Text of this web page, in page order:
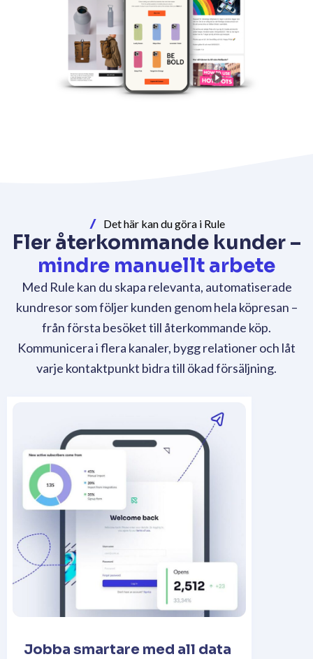
Det här kan du göra i Rule
Fler återkommande kunder –
mindre manuellt arbete
Med Rule kan du skapa relevanta, automatiserade
kundresor som följer kunden genom hela köpresan –
från första besöket till återkommande köp.
Kommunicera i flera kanaler, bygg relationer och låt
varje kontaktpunkt bidra till ökad försäljning.
Jobba smartare med all data